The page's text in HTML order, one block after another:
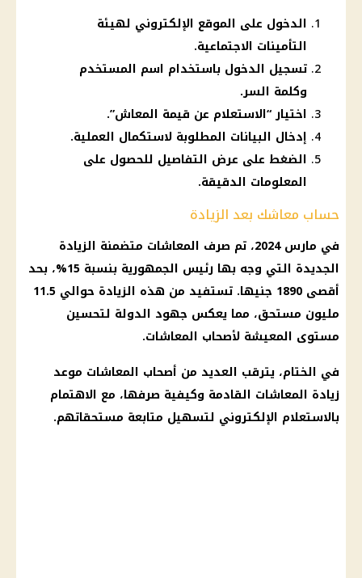
الدخول على الموقع الإلكتروني لهيئة
التأمينات الاجتماعية.
تسجيل الدخول باستخدام اسم المستخدم
وكلمة السر.
اختيار “الاستعلام عن قيمة المعاش”.
إدخال البيانات المطلوبة لاستكمال العملية.
الضغط على عرض التفاصيل للحصول على
المعلومات الدقيقة.
حساب معاشك بعد الزيادة
في مارس 2024، تم صرف المعاشات متضمنة الزيادة
الجديدة التي وجه بها رئيس الجمهورية
بنسبة 15%، بحد
أقصى 1890 جنيها. تستفيد من هذه الزيادة حوالي 11.5
مليون مستحق، مما يعكس جهود الدولة لتحسين
مستوى المعيشة لأصحاب المعاشات.
في الختام، يترقب العديد من أصحاب المعاشات موعد
زيادة المعاشات القادمة وكيفية صرفها، مع الاهتمام
بالاستعلام الإلكتروني لتسهيل متابعة مستحقاتهم.